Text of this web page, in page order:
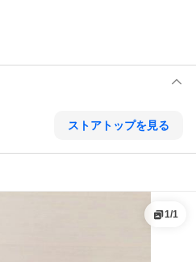
ストアトップを見る
1/1